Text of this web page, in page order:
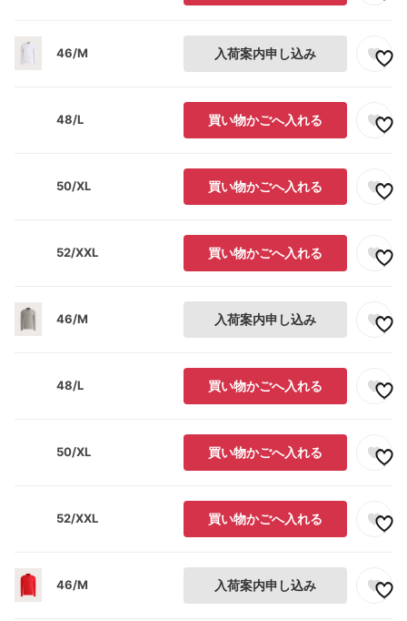
46/M 入荷案内申し込み
48/L 買い物かごへ入れる
50/XL 買い物かごへ入れる
52/XXL 買い物かごへ入れる
46/M 入荷案内申し込み
48/L 買い物かごへ入れる
50/XL 買い物かごへ入れる
52/XXL 買い物かごへ入れる
46/M 入荷案内申し込み